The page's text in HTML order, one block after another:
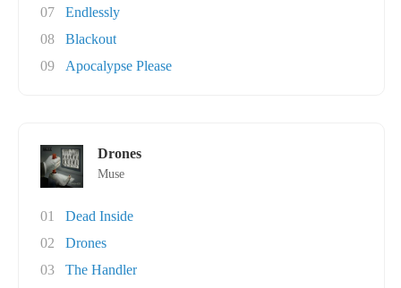
07
Endlessly
08
Blackout
09
Apocalypse Please
Drones
Muse
01
Dead Inside
02
Drones
03
The Handler